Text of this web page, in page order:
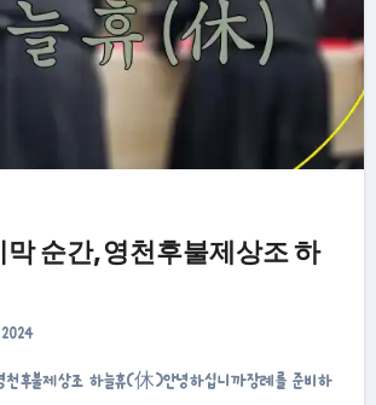
막 순간,영천후불제상조 하